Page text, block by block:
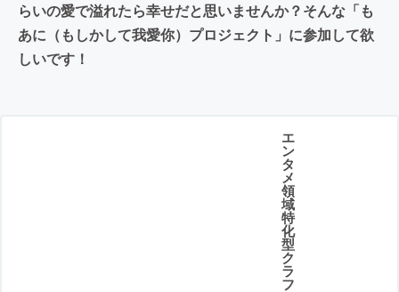
らいの愛で溢れたら幸せだと思いませんか？そんな「も
あに（もしかして我愛你）プロジェクト」に参加して欲
しいです！
エ
ン
タ
メ
領
域
特
化
型
ク
ラ
フ